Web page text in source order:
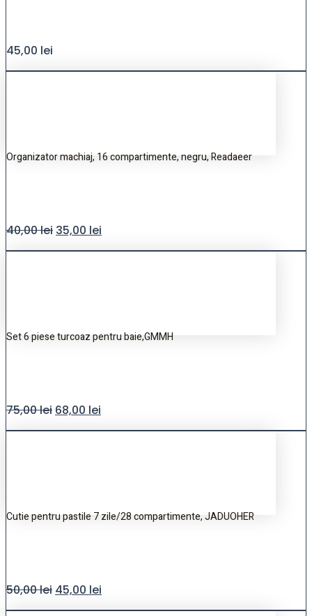
45,00 lei
Organizator machiaj, 16 compartimente, negru, Readaeer
40,00lei 35,00 lei
Set 6 piese turcoaz pentru baie,GMMH
75,00lei 68,00 lei
Cutie pentru pastile 7 zile/28 compartimente, JADUOHER
50,00lei 45,00 lei